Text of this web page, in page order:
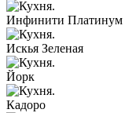
Инфинити Платинум
Искья Зеленая
Йорк
Кадоро